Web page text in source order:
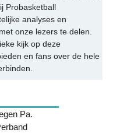
Probasketball
analyses en
onze lezers te delen.
kijk op deze
en fans over de hele
Pa.